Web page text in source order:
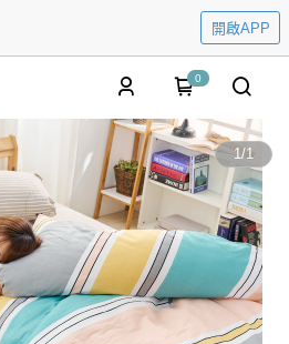
開啟APP
0
1/1